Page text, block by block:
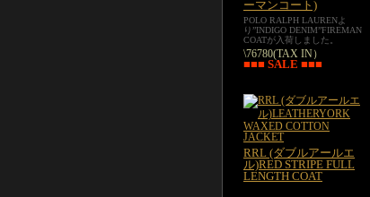
ーマンコート)
POLO RALPH LAURENよ
り”INDIGO DENIM”FIREMAN
COATが入荷しました。
\76780(TAX IN）
■■■ SALE ■■■
RRL (ダブルアールエ
ル)RED STRIPE FULL
LENGTH COAT